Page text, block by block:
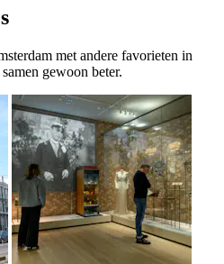
met andere favorieten in
gewoon beter.